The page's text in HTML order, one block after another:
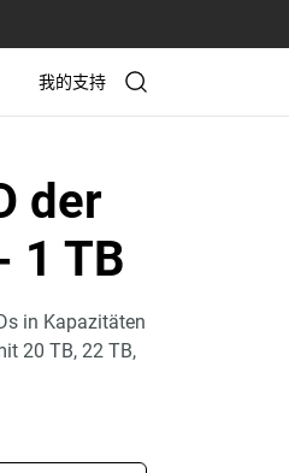
我的支持
der
1 TB
in Kapazitäten
20 TB, 22 TB,